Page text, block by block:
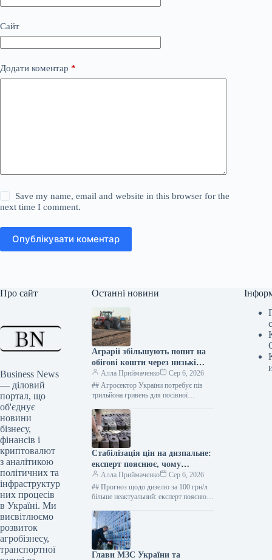
Сайт
Додати коментар *
Save my name, email and website in this browser for the
next time I comment.
Опублікувати коментар
Про сайт
Business News
— діловий
портал, що
об'єднує
новини
бізнесу,
фінансів і
криптовалют
з аналітикою
політичних та
інфраструктур
них процесів
в Україні. Ми
висвітлюємо
розвиток
агробізнесу,
транспортної
Останні новини
Аграрії збільшують попит на
обігові кошти через низькі
ціни та логістичні виклики
Алла Приймаченко
Сер 6, 2026
## Агросектор України потребує пів
трильйона гривень для посівної
Kurkul.com ### Фінансова…
Стабілізація цін на дизпальне:
експерт пояснює, чому
ажіотаж минув
Алла Приймаченко
Сер 6, 2026
## Прогноз щодо дизелю за 100 грн/л
більше неактуальний: експерт пояснює
Вперше…
Глави МЗС України та